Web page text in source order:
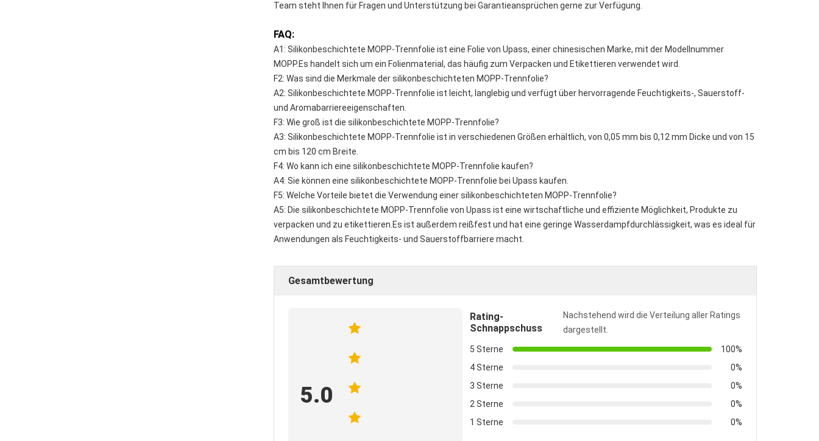
Team steht Ihnen für Fragen und Unterstützung bei Garantieansprüchen gerne zur Verfügung.
FAQ:
A1: Silikonbeschichtete MOPP-Trennfolie ist eine Folie von Upass, einer chinesischen Marke, mit der Modellnummer
MOPP.Es handelt sich um ein Folienmaterial, das häufig zum Verpacken und Etikettieren verwendet wird.
F2: Was sind die Merkmale der silikonbeschichteten MOPP-Trennfolie?
A2: Silikonbeschichtete MOPP-Trennfolie ist leicht, langlebig und verfügt über hervorragende Feuchtigkeits-, Sauerstoff-
und Aromabarriereeigenschaften.
F3: Wie groß ist die silikonbeschichtete MOPP-Trennfolie?
A3: Silikonbeschichtete MOPP-Trennfolie ist in verschiedenen Größen erhältlich, von 0,05 mm bis 0,12 mm Dicke und von 15
cm bis 120 cm Breite.
F4: Wo kann ich eine silikonbeschichtete MOPP-Trennfolie kaufen?
A4: Sie können eine silikonbeschichtete MOPP-Trennfolie bei Upass kaufen.
F5: Welche Vorteile bietet die Verwendung einer silikonbeschichteten MOPP-Trennfolie?
A5: Die silikonbeschichtete MOPP-Trennfolie von Upass ist eine wirtschaftliche und effiziente Möglichkeit, Produkte zu
verpacken und zu etikettieren.Es ist außerdem reißfest und hat eine geringe Wasserdampfdurchlässigkeit, was es ideal für
Anwendungen als Feuchtigkeits- und Sauerstoffbarriere macht.
Gesamtbewertung
5.0
Rating-
Schnappschuss
Nachstehend wird die Verteilung aller Ratings
dargestellt.
5 Sterne
100%
4 Sterne
0%
3 Sterne
0%
2 Sterne
0%
1 Sterne
0%